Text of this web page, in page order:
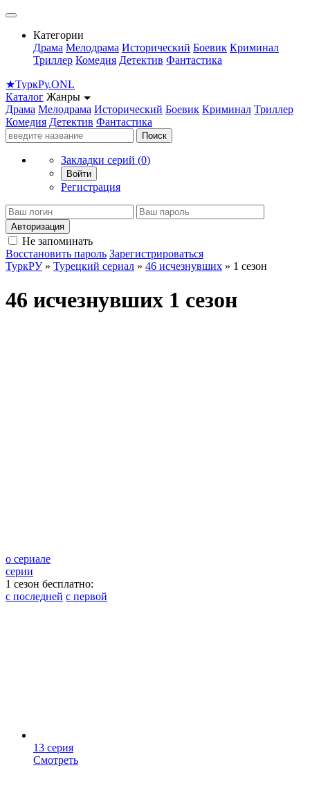
Категории
Драма Мелодрама Исторический Боевик Криминал
Триллер Комедия Детектив Фантастика
★ТуркРу.ONL
Каталог Жанры
Драма Мелодрама Исторический Боевик Криминал Триллер
Комедия Детектив Фантастика
Поиск
Закладки серий (0)
Войти
Регистрация
Авторизация
Не запоминать
Восстановить пароль Зарегистрироваться
ТуркРУ» Турецкий сериал » 46 исчезнувших » 1 сезон
46 исчезнувших 1 сезон
о сериале
серии
1 сезон бесплатно:
с последней с первой
13 серия
Смотреть